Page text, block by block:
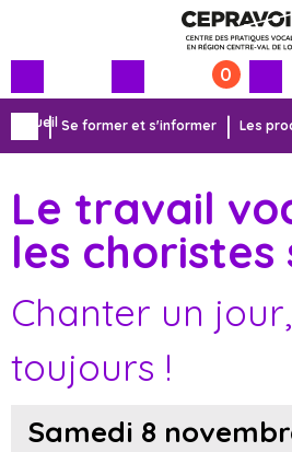
Menu
principal
Contenu
principal
0
Accueil Se former et s'informer Les
Le travail
les choristes
Chanter un
toujours !
Samedi 8